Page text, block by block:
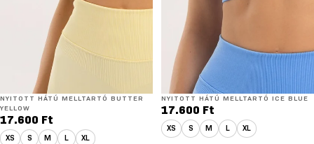
NYITOTT HÁTÚ MELLTARTÓ BUTTER
YELLOW
17.600 Ft
XS S M L XL
NYITOTT HÁTÚ MELLTARTÓ ICE BLUE
17.600 Ft
XS S M L XL